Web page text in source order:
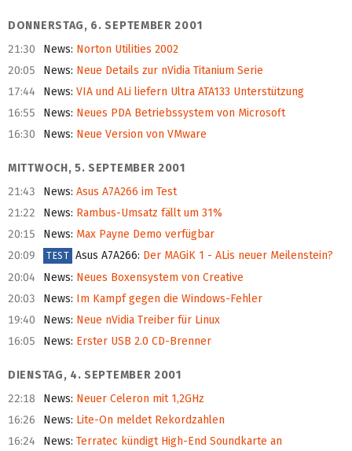
DONNERSTAG, 6. SEPTEMBER 2001
21:30
News: Norton Utilities 2002
20:05
News: Neue Details zur nVidia Titanium Serie
17:44
News: VIA und ALi liefern Ultra ATA133 Unterstützung
16:55
News: Neues PDA Betriebssystem von Microsoft
16:30
News: Neue Version von VMware
MITTWOCH, 5. SEPTEMBER 2001
21:43
News: Asus A7A266 im Test
21:22
News: Rambus-Umsatz fällt um 31%
20:15
News: Max Payne Demo verfügbar
20:09
TEST Asus A7A266: Der MAGiK 1 - ALis neuer Meilenstein?
20:04
News: Neues Boxensystem von Creative
20:03
News: Im Kampf gegen die Windows-Fehler
19:40
News: Neue nVidia Treiber für Linux
16:05
News: Erster USB 2.0 CD-Brenner
DIENSTAG, 4. SEPTEMBER 2001
22:18
News: Neuer Celeron mit 1,2GHz
16:26
News: Lite-On meldet Rekordzahlen
16:24
News: Terratec kündigt High-End Soundkarte an